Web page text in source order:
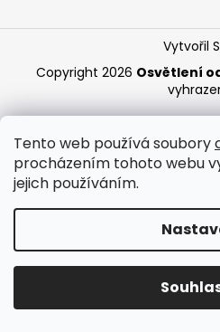
Tento web používá soubory
procházením tohoto webu
jejich používáním.
t
HLEDAT
Vytvořil
Copyright 2026 Osvětlení